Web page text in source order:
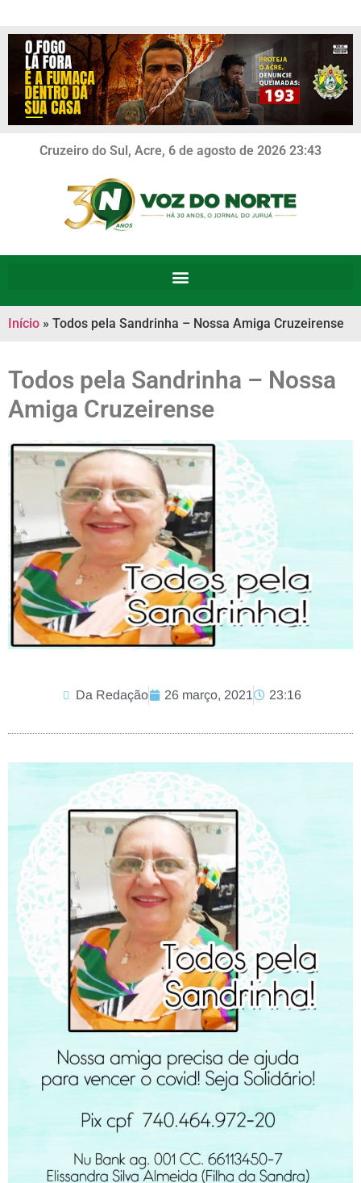
Cruzeiro do Sul, Acre, 6 de agosto de 2026 23:43
Início » Todos pela Sandrinha – Nossa Amiga Cruzeirense
Todos pela Sandrinha – Nossa
Amiga Cruzeirense
Da Redação 26 março, 2021 23:16